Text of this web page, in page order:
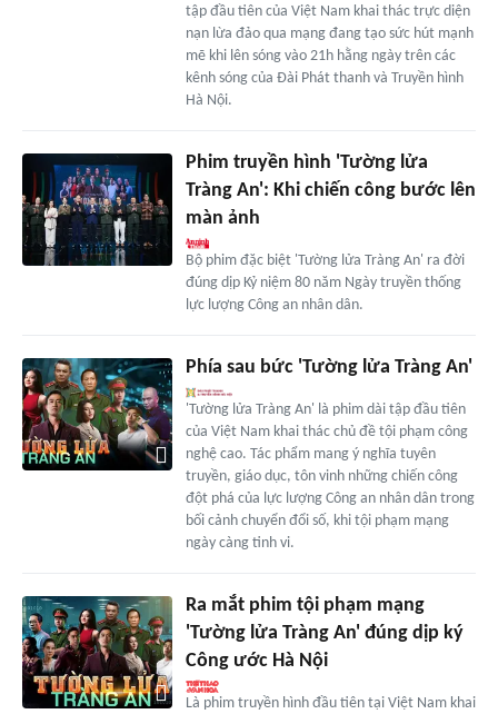
tập đầu tiên của Việt Nam khai thác trực diện
nạn lừa đảo qua mạng đang tạo sức hút mạnh
mẽ khi lên sóng vào 21h hằng ngày trên các
kênh sóng của Đài Phát thanh và Truyền hình
Hà Nội.
Phim truyền hình 'Tường lửa
Tràng An': Khi chiến công bước lên
màn ảnh
Bộ phim đặc biệt 'Tường lửa Tràng An' ra đời
đúng dịp Kỷ niệm 80 năm Ngày truyền thống
lực lượng Công an nhân dân.
Phía sau bức 'Tường lửa Tràng An'
'Tường lửa Tràng An' là phim dài tập đầu tiên
của Việt Nam khai thác chủ đề tội phạm công
nghệ cao. Tác phẩm mang ý nghĩa tuyên
truyền, giáo dục, tôn vinh những chiến công
đột phá của lực lượng Công an nhân dân trong
bối cảnh chuyển đổi số, khi tội phạm mạng
ngày càng tinh vi.
Ra mắt phim tội phạm mạng
'Tường lửa Tràng An' đúng dịp ký
Công ước Hà Nội
Là phim truyền hình đầu tiên tại Việt Nam khai